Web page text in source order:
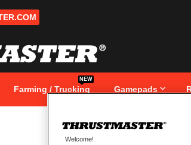
Farming / Trucking
NEW
Gamepads
Welcome!